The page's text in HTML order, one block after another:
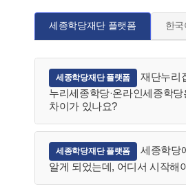
세종학당재단 플랫폼 한
세종학당재단 플랫폼
재단누리
누리세종학당·온라인세종학당
차이가 있나요?
세종학당재단 플랫폼
세종학당
알게 되었는데, 어디서 시작해